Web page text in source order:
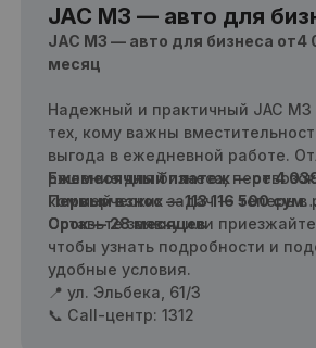
JAC M3 — авто для
039 875 сум в месяц
JAC M3 — авто для бизнеса от4
месяц
Надежный и практичный JAC M3
тех, кому важны
выгода в ежедневной работе.
решение для бизнеса,
коммерческих задач — теперь в
Ежемесячный платеж — от 4
Первый взнос — 113 116 500 сум
Срок — 28 месяцев
Оставьте заявку или
чтобы узнать подробности и
удобные условия.
📍 ул. Эльбека, 61/3
📞 Call-центр: 1312